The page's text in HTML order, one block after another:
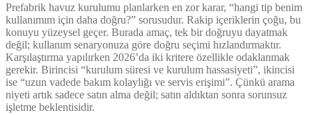
Prefabrik havuz kurulumu planlarken en zor karar, “hangi tip benim
kullanımım için daha doğru?” sorusudur. Rakip içeriklerin çoğu, bu
konuyu yüzeysel geçer. Burada amaç, tek bir doğruyu dayatmak
değil; kullanım senaryonuza göre doğru seçimi hızlandırmaktır.
Karşılaştırma yapılırken 2026’da iki kritere özellikle odaklanmak
gerekir. Birincisi “kurulum süresi ve kurulum hassasiyeti”, ikincisi
ise “uzun vadede bakım kolaylığı ve servis erişimi”. Çünkü arama
niyeti artık sadece satın alma değil; satın aldıktan sonra sorunsuz
işletme beklentisidir.